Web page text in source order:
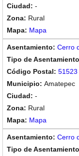
-
Rural
Mapa
Cerro
51523
Amatepec
-
Rural
Mapa
Cerro